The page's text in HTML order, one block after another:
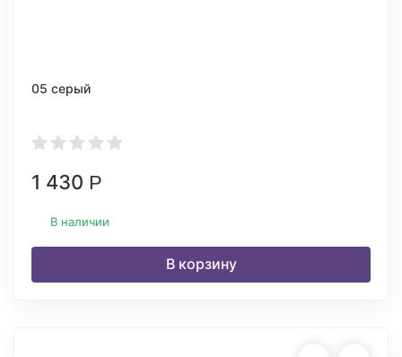
05 серый
1 430 Р
В наличии
В корзину